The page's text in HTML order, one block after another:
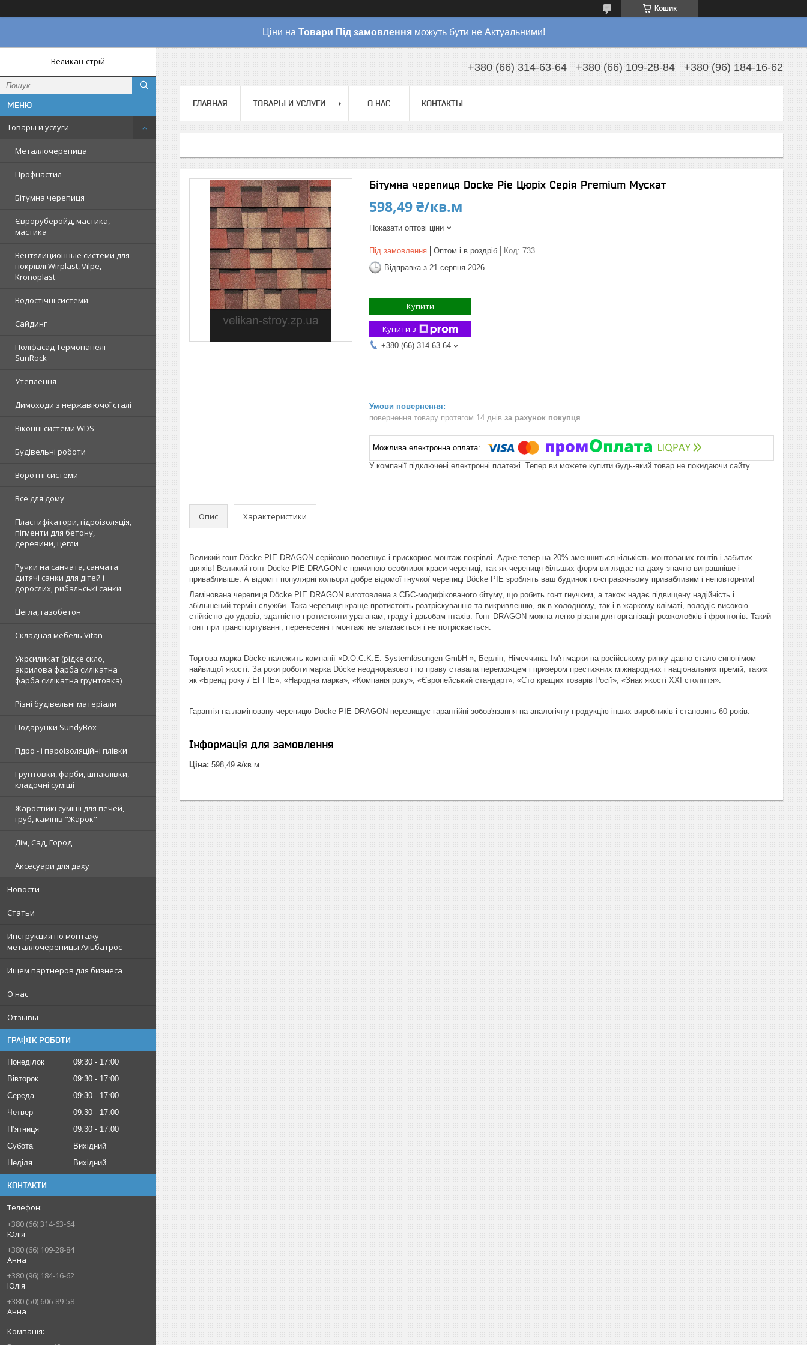
Кошик
Ціни на Товари Під замовлення можуть бути не Актуальними!
Великан-стрій
Товары и услуги
Металлочерепица
Профнастил
Бітумна черепиця
Євроруберойд, мастика,
мастика
Вентялиционные системи для
покрівлі Wirplast, Vilpe,
Kronoplast
Водостічні системи
Сайдинг
Поліфасад Термопанелі
SunRock
Утеплення
Димоходи з нержавіючої сталі
Віконні системи WDS
Будівельні роботи
Воротні системи
Все для дому
Пластифікатори, гідроізоляція,
пігменти для бетону,
деревини, цегли
Ручки на санчата, санчата
дитячі санки для дітей і
дорослих, рибальські санки
Цегла, газобетон
Складная мебель Vitan
Укрсиликат (рідке скло,
акрилова фарба силікатна
фарба силікатна грунтовка)
Різні будівельні матеріали
Подарунки SundyBox
Гідро - і пароізоляційні плівки
Грунтовки, фарби, шпаклівки,
кладочні суміші
Жаростійкі суміші для печей,
груб, камінів "Жарок"
Дім, Сад, Город
Аксесуари для даху
Новости
Статьи
Инструкция по монтажу
металлочерепицы Альбатрос
Ищем партнеров для бизнеса
О нас
Отзывы
ГРАФІК РОБОТИ
Понеділок 09:30
17:00
Вівторок
09:30
17:00
Середа
09:30
17:00
Четвер
09:30
17:00
Пʼятниця
09:30
17:00
Субота
Вихідний
Неділя
Вихідний
КОНТАКТИ
+380 (66) 314-63-64
Юлія
+380 (66) 109-28-84
Анна
+380 (96) 184-16-62
Юлія
+380 (50) 606-89-58
Анна
+380 (66) 314-63-64 +380 (66) 109-28-84 +380 (96) 184-16-62
ГЛАВНАЯ ТОВАРЫ И УСЛУГИ О НАС КОНТАКТЫ
Бітумна черепиця Docke Pie Цюріх Серія Premium Мускат
598,49 ₴/кв.м
Показати оптові ціни
Під замовлення Оптом і в роздріб Код: 733
Відправка з 21 серпня 2026
Купити
Купити з
+380 (66) 314-63-64
повернення товару протягом 14 днів за рахунок покупця
У компанії підключені електронні платежі. Тепер ви можете купити будь-який товар не покидаючи сайту.
Опис Характеристики
Великий гонт Dӧcke PIE DRAGON серйозно полегшує і прискорює монтаж покрівлі. Адже тепер на 20% зменшиться кількість монтованих гонтів і забитих
цвяхів! Великий гонт Dӧcke PIE DRAGON є причиною особливої ​​краси черепиці, так як черепиця більших форм виглядає на даху значно виграшніше і
привабливіше. А відомі і популярні кольори добре відомої гнучкої черепиці Dӧcke PIE зроблять ваш будинок по-справжньому привабливим і неповторним!
Ламінована черепиця Dӧcke PIE DRAGON виготовлена ​​з СБС-модифікованого бітуму, що робить гонт гнучким, а також надає підвищену надійність і
збільшений термін служби. Така черепиця краще протистоїть розтріскуванню та викривленню, як в холодному, так і в жаркому кліматі, володіє високою
стійкістю до ударів, здатністю протистояти ураганам, граду і дзьобам птахів. Гонт DRAGON можна легко різати для організації розжолобків і фронтонів. Такий
гонт при транспортуванні, перенесенні і монтажі не зламається і не потріскається.
Торгова марка Döcke належить компанії «D.Ӧ.C.K.E. Systemlӧsungen GmbH », Берлін, Німеччина. Ім'я марки на російському ринку давно стало синонімом
найвищої якості. За роки роботи марка Döcke неодноразово і по праву ставала переможцем і призером престижних міжнародних і національних премій, таких
як «Бренд року / EFFIE», «Народна марка», «Компанія року», «Європейський стандарт», «Сто кращих товарів Росії», «Знак якості ХХI століття».
Гарантія на ламіновану черепицю Dӧcke PIE DRAGON перевищує гарантійні зобов'язання на аналогічну продукцію інших виробників і становить 60 років.
Інформація для замовлення
Ціна: 598,49 ₴/кв.м